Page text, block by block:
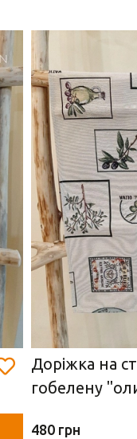
Доріжка на
гобелену
480 грн